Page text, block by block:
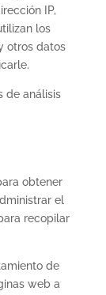
IP,
los
otros datos
de análisis
obtener
el
recopilar
de
web a